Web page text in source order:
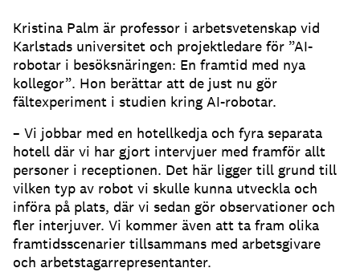
Kristina Palm är professor i arbetsvetenskap vid
Karlstads universitet och projektledare för ”AI-
robotar i besöksnäringen: En framtid med nya
kollegor”. Hon berättar att de just nu gör
fältexperiment i studien kring AI-robotar.
– Vi jobbar med en hotellkedja och fyra separata
hotell där vi har gjort intervjuer med framför allt
personer i receptionen. Det här ligger till grund till
vilken typ av robot vi skulle kunna utveckla och
införa på plats, där vi sedan gör observationer och
fler interjuver. Vi kommer även att ta fram olika
framtidsscenarier tillsammans med arbetsgivare
och arbetstagarrepresentanter.